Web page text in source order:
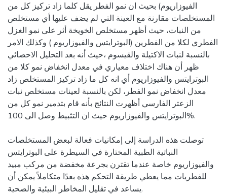
الفيوزاريوم) بحيث ان نمو الفطر يقل كلما زاد تركيز كل من
المستخلصات مقارنة مع العينة التي لم يضف عليها أي مستخلص
من النبات، حيث أظهر مستخلص الخويخة أثر على نمو الغزل
الفطري لكلا من الفطرين (البوترايتس والفيوزاريوم ) وكذلك الامر
بالنسبة لنبات الاكتيلة والقيسوم ،حيث أنه بعد التحليل الاحصائي
ظهر أن هناك اختلاف معياري في معدل انخفاض نمو كلا من
البوترايتس والفيوزاريوم أي انه كل ما زاد تركيز المستخلص زاد
معدل انخفاض نمو الفطر، لكن بالنسبة لعينات مستخلص نبات
الزعتر الفارسي أظهرت النتائج بأنه قام بتدمير نمو كل من
البوترايتس والفيوزاريوم حيث ان التثبيط وصل الى 100%.
توصلت هذه الدراسة إلى إمكانيات فعالة لبعض المستخلصات
النباتية الطبية المختارة في السيطرة على البوترايتس
والفيوزاريوم خاصة عندما تقترن بجرعة مخفضة من مركب مبيد
للفطريات مما يعطي طريقة التحكم هذه بعدًا متكاملاً يمكن أن
يساعد في تقليل المخاطر البيئية والصحية.